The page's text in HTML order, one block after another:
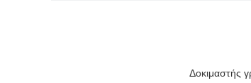
Δοκιμαστής